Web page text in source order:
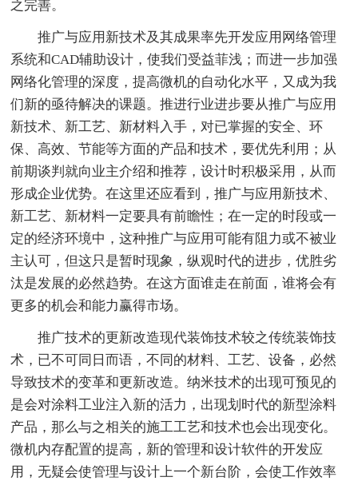
之完善。
推广与应用新技术及其成果率先开发应用网络管理
系统和CAD辅助设计，使我们受益菲浅；而进一步加强
网络化管理的深度，提高微机的自动化水平，又成为我
们新的亟待解决的课题。推进行业进步要从推广与应用
新技术、新工艺、新材料入手，对已掌握的安全、环
保、高效、节能等方面的产品和技术，要优先利用；从
前期谈判就向业主介绍和推荐，设计时积极采用，从而
形成企业优势。在这里还应看到，推广与应用新技术、
新工艺、新材料一定要具有前瞻性；在一定的时段或一
定的经济环境中，这种推广与应用可能有阻力或不被业
主认可，但这只是暂时现象，纵观时代的进步，优胜劣
汰是发展的必然趋势。在这方面谁走在前面，谁将会有
更多的机会和能力赢得市场。
推广技术的更新改造现代装饰技术较之传统装饰技
术，已不可同日而语，不同的材料、工艺、设备，必然
导致技术的变革和更新改造。纳米技术的出现可预见的
是会对涂料工业注入新的活力，出现划时代的新型涂料
产品，那么与之相关的施工工艺和技术也会出现变化。
微机内存配置的提高，新的管理和设计软件的开发应
用，无疑会使管理与设计上一个新台阶，会使工作效率